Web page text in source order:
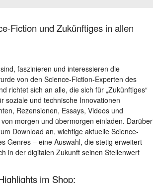
Fiction und Zukünftiges in allen
faszinieren und interessieren die
von den Science-Fiction-Experten des
richtet sich an alle, die sich für „Zukünftiges“
soziale und technische Innovationen
Rezensionen, Essays, Videos und
morgen und übermorgen einladen. Darüber
Download an, wichtige aktuelle Science-
Genres – eine Auswahl, die stetig erweitert
in der digitalen Zukunft seinen Stellenwert
im Shop: